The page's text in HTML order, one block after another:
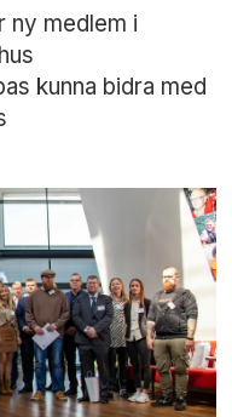
ny medlem i
kunna bidra med